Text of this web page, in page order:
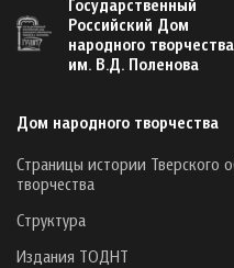
Государственный
Российский Дом
народного творчества
им. В.Д. Поленова
Дом народного творчества
Страницы истории Тверского
творчества
Структура
Издания ТОДНТ